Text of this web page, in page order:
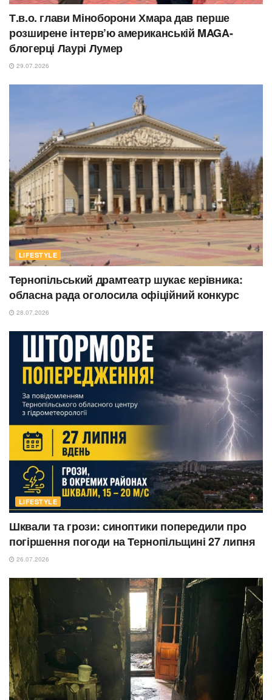
Т.в.о. глави Міноборони Хмара дав перше
розширене інтерв’ю американській MAGA-
блогерці Лаурі Лумер
29.07.2026
LIFESTYLE
Тернопільський драмтеатр шукає керівника:
обласна рада оголосила офіційний конкурс
28.07.2026
LIFESTYLE
Шквали та грози: синоптики попередили про
погіршення погоди на Тернопільщині 27 липня
26.07.2026